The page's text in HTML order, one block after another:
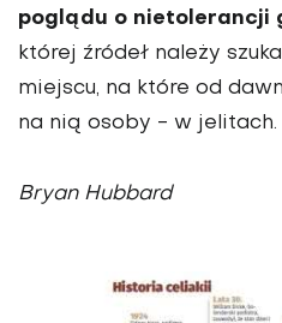
poglądu o nietolerancji
której źródeł należy
miejscu, na które od
na nią osoby - w jelitach.
Bryan Hubbard